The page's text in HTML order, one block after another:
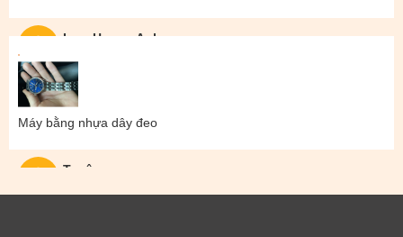
Lam Hoang Anh
Tuyên
Máy bằng nhựa dây đeo